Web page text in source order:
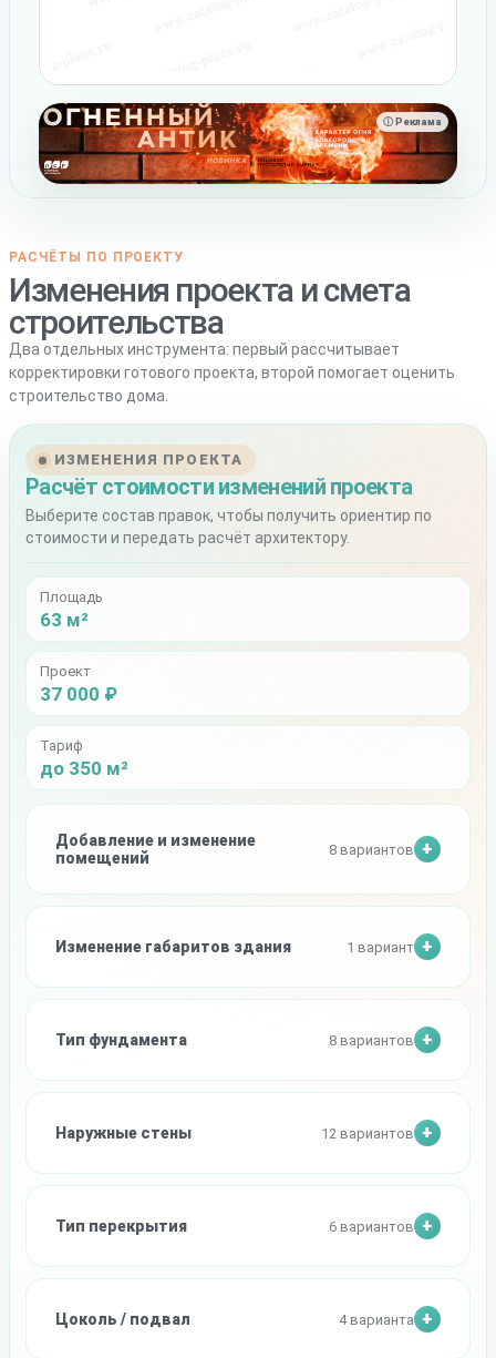
ⓘ Реклама
РАСЧЁТЫ ПО ПРОЕКТУ
Изменения проекта и смета
строительства
Два отдельных инструмента: первый рассчитывает
корректировки готового проекта, второй помогает оценить
строительство дома.
ИЗМЕНЕНИЯ ПРОЕКТА
Расчёт стоимости изменений проекта
Выберите состав правок, чтобы получить ориентир по
стоимости и передать расчёт архитектору.
Площадь
63 м²
Проект
37 000 ₽
Тариф
до 350 м²
Добавление и изменение
помещений
8 вариантов
Изменение габаритов здания 1 вариант
Тип фундамента 8 вариантов
Наружные стены 12 вариантов
Тип перекрытия 6 вариантов
Цоколь / подвал 4 варианта